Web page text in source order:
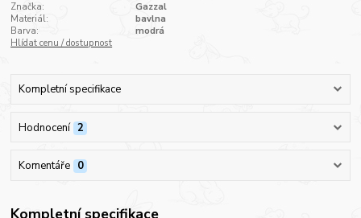
Značka:
Gazzal
Materiál:
bavlna
Barva:
modrá
Hlídat cenu / dostupnost
Kompletní specifikace
Hodnocení 2
Komentáře 0